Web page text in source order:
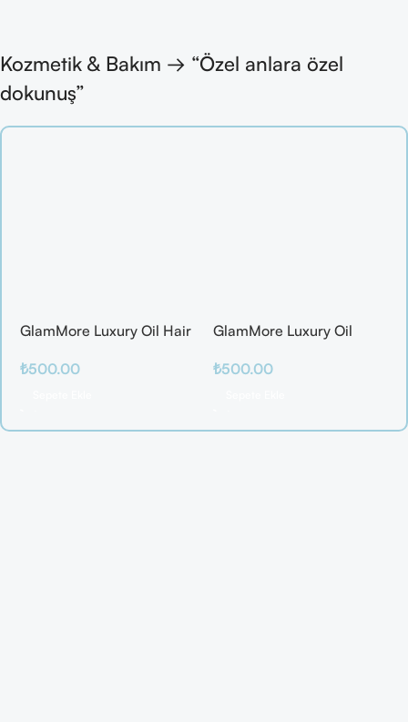
Kozmetik & Bakım → “Özel anlara özel
dokunuş”
GlamMore Luxury Oil Hair
₺500.00
GlamMore Luxury Oil
Saç Kırılmalarına Karşı
₺500.00